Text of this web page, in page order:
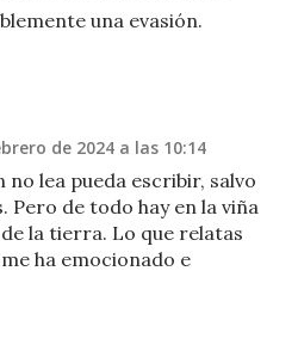
una evasión.
de 2024 a las 10:14
no lea pueda escribir, salvo
Pero de todo hay en la viña
la tierra. Lo que relatas
ha emocionado e